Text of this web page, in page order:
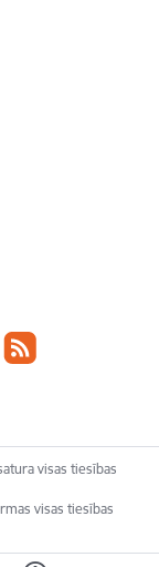
visas tiesības
visas tiesības